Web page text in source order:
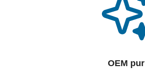
OEM pur